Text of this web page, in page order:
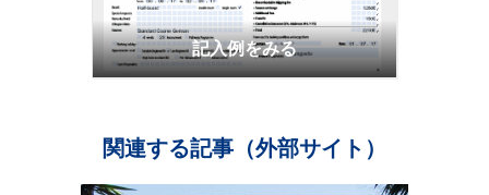
記入例をみる
関連する記事（外部サイト）